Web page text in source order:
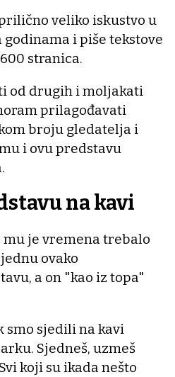
veliko iskustvo u
i piše tekstove
stranica.
od drugih i moljakati
prilagođavati
broju gledatelja i
i ovu predstavu
na kavi
je vremena trebalo
ovako
a on "kao iz topa"
smo sjedili na kavi
Sjedneš, uzmeš
koji su ikada nešto